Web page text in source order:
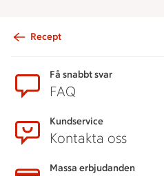
Recept
Få snabbt svar
FAQ
Kundservice
Kontakta oss
Massa erbjudanden